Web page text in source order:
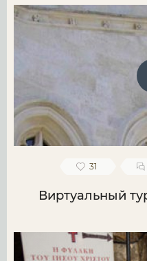
31
Виртуальный